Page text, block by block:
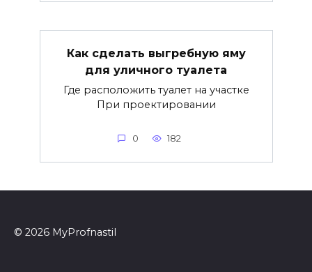
Как сделать выгребную яму
для уличного туалета
Где расположить туалет на участке
При проектировании
0 182
© 2026 MyProfnastil